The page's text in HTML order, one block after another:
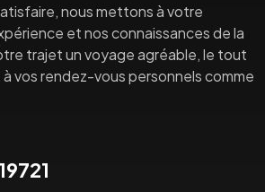
nous mettons à votre
et nos connaissances de la
trajet un voyage agréable, le tout
à vos rendez-vous personnels comme